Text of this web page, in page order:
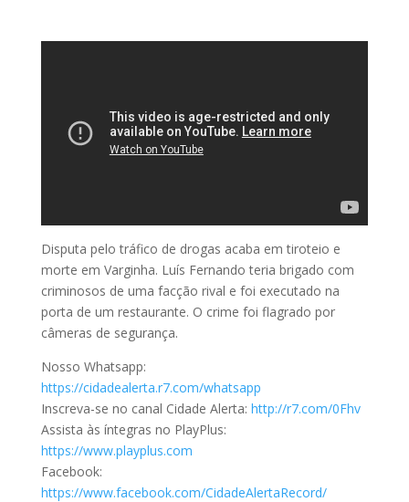
Disputa pelo tráfico de drogas acaba em tiroteio e
morte em Varginha. Luís Fernando teria brigado com
criminosos de uma facção rival e foi executado na
porta de um restaurante. O crime foi flagrado por
câmeras de segurança.
Nosso Whatsapp:
https://cidadealerta.r7.com/whatsapp
Inscreva-se no canal Cidade Alerta: http://r7.com/0Fhv
Assista às íntegras no PlayPlus:
https://www.playplus.com
Facebook:
https://www.facebook.com/CidadeAlertaRecord/